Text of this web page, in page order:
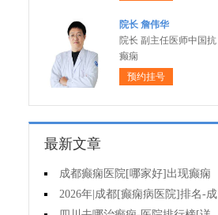
院长 詹伟华
院长 副主任医师中国抗
癫痫
预约挂号
最新文章
成都癫痫医院[哪家好]出现癫痫
早期症状怎么办?
2026年|成都[癫痫病医院]排名-成